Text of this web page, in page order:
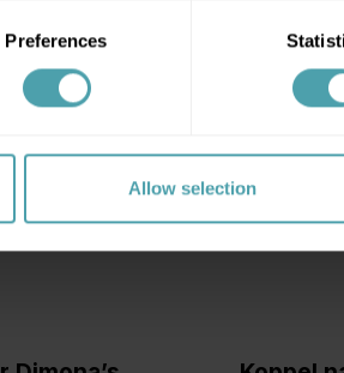
Preferences
Allow selection